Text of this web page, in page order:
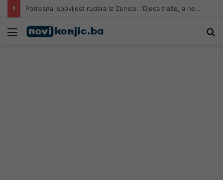
Potresna ispovijest rudara iz Zenice: “Djeca traže, a nemam im šta odnijeti, spavamo na daskama”
Meni